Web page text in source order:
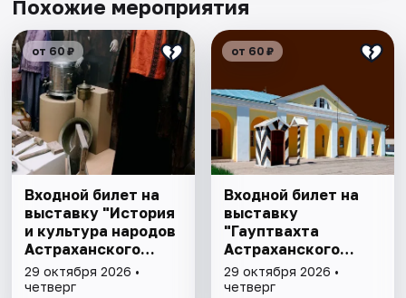
Похожие мероприятия
от 60 ₽
Входной билет на
выставку "История
и культура народов
Астраханского
края"
29 октября 2026 •
четверг
от 60 ₽
Входной билет на
выставку
"Гауптвахта
Астраханского
гарнизона. XIX в."
29 октября 2026 •
четверг